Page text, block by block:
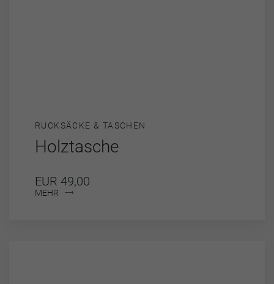
RUCKSÄCKE & TASCHEN
Holztasche
EUR 49,00
MEHR